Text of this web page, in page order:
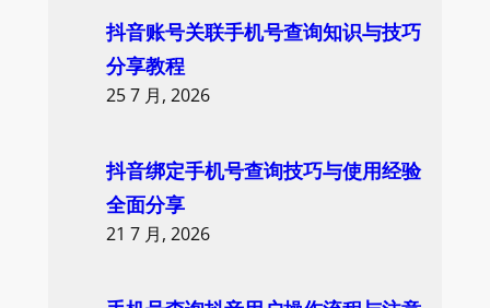
抖音账号关联手机号查询知识与技巧
分享教程
25 7 月, 2026
抖音绑定手机号查询技巧与使用经验
全面分享
21 7 月, 2026